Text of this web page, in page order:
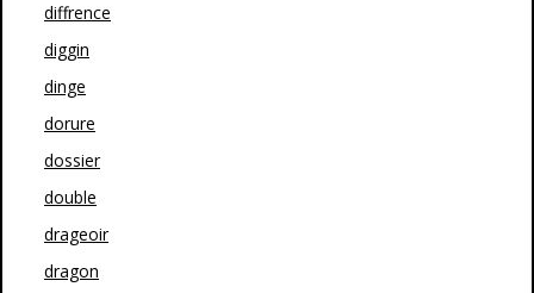
diffrence
diggin
dinge
dorure
dossier
double
drageoir
dragon